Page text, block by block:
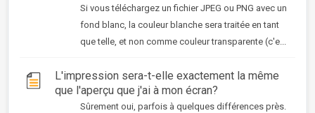
Si vous téléchargez un fichier JPEG ou PNG avec un
fond blanc, la couleur blanche sera traitée en tant
que telle, et non comme couleur transparente (c'e...
L'impression sera-t-elle exactement la même
que l'aperçu que j'ai à mon écran?
Sûrement oui, parfois à quelques différences près.